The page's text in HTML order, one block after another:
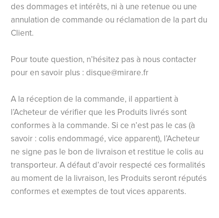
des dommages et intérêts, ni à une retenue ou une
annulation de commande ou réclamation de la part du
Client.
Pour toute question, n’hésitez pas à nous contacter
pour en savoir plus : disque@mirare.fr
A la réception de la commande, il appartient à
l’Acheteur de vérifier que les Produits livrés sont
conformes à la commande. Si ce n’est pas le cas (à
savoir : colis endommagé, vice apparent), l’Acheteur
ne signe pas le bon de livraison et restitue le colis au
transporteur. A défaut d’avoir respecté ces formalités
au moment de la livraison, les Produits seront réputés
conformes et exemptes de tout vices apparents.